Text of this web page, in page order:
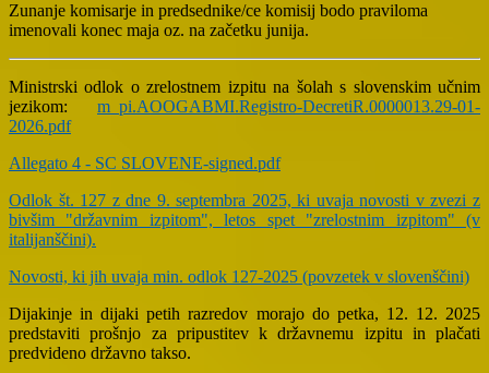
Zunanje komisarje in predsednike/ce komisij bodo praviloma
imenovali konec maja oz. na začetku junija.
Ministrski odlok o zrelostnem izpitu na šolah s slovenskim učnim
jezikom: m_pi.AOOGABMI.Registro-DecretiR.0000013.29-01-
2026.pdf
Allegato 4 - SC SLOVENE-signed.pdf
Odlok št. 127 z dne 9. septembra 2025, ki uvaja novosti v zvezi z
bivšim "državnim izpitom", letos spet "zrelostnim izpitom" (v
italijanščini).
Novosti, ki jih uvaja min. odlok 127-2025 (povzetek v slovenščini)
Dijakinje in dijaki petih razredov morajo do petka, 12. 12. 2025
predstaviti prošnjo za pripustitev k državnemu izpitu in plačati
predvideno državno takso.